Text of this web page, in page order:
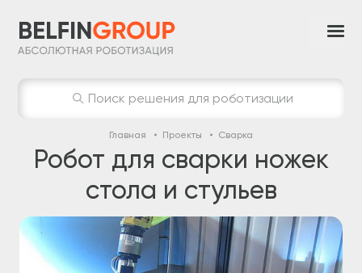
Поиск решения для роботизации
Главная Проекты Сварка
Робот для сварки ножек
стола и стульев